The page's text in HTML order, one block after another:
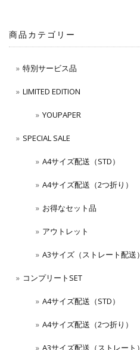
商品カテゴリー
特別サービス品
LIMITED EDITION
YOUPAPER
SPECIAL SALE
A4サイズ配送（STD）
A4サイズ配送（2つ折り）
お得なセット品
アウトレット
A3サイズ（ストレート配送）
コンプリートSET
A4サイズ配送（STD）
A4サイズ配送（2つ折り）
A3サイズ配送（ストレート）